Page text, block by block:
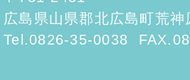
広島県山県郡北広島町荒神
Tel.0826-35-0038